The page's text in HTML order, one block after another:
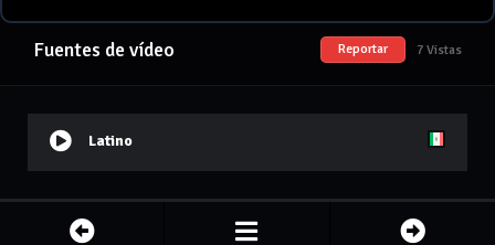
Fuentes de vídeo 7 Vistas
Reportar
Latino